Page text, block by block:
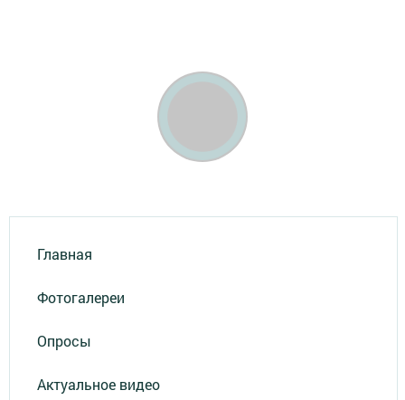
Главная
Фотогалереи
Опросы
Актуальное видео